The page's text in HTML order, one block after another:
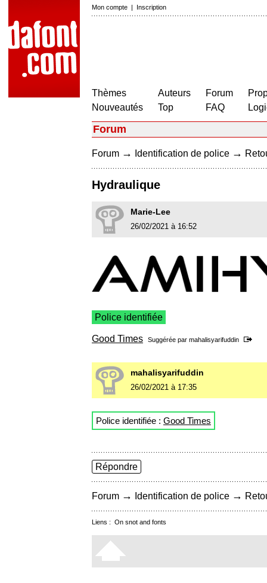
Mon compte | Inscription
Thèmes
Nouveautés
Auteurs
Top
Forum
FAQ
Forum
Forum → Identification de police →
Hydraulique
Marie-Lee
26/02/2021 à 16:52
Police identifiée
Good Times Suggérée par mahalisyarifuddin
mahalisyarifuddin
26/02/2021 à 17:35
Police identifiée : Good Times
Répondre
Forum → Identification de police →
Liens : On snot and fonts